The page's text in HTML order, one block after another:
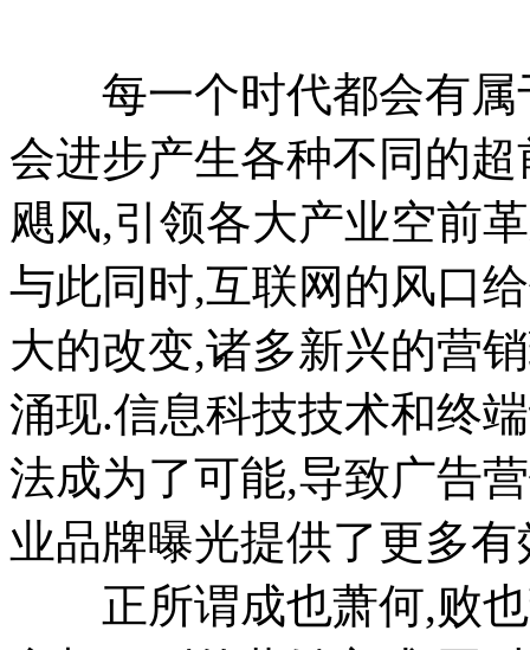
每一个时代都会有属
会进步产生各种不同的
飓风,引领各大产业空前
与此同时,互联网的风口
大的改变,诸多新兴的营
涌现.信息科技技术和终
法成为了可能,导致广告
业品牌曝光提供了更多有
正所谓成也萧何,败也